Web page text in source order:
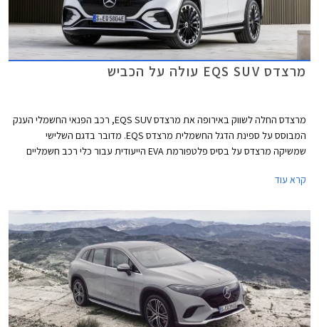
מרצדס EQS SUV עולה על הכביש
מרצדס החלה לשווק באירופה את מרצדס EQS SUV, רכב הפנאי החשמלי הענק
המבוסס על ספינת הדגל החשמלית מרצדס EQS. מדובר בדגם השלישי
שמשיקה מרצדס על בסיס פלטפורמת EVA הייעודית עבור כלי רכב חשמליים
אליו מציע אפשרות לשבעה מושבים.
קרא עוד